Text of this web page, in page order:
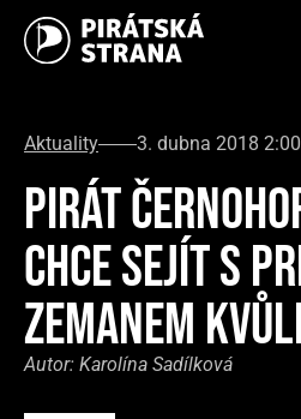
Aktuality 3. dubna 2018 2:00
PIRÁT
CHCE SEJÍT S
ZEMANEM
Autor: Karolína Sadílková